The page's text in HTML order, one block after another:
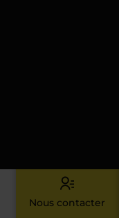
Nous contacter